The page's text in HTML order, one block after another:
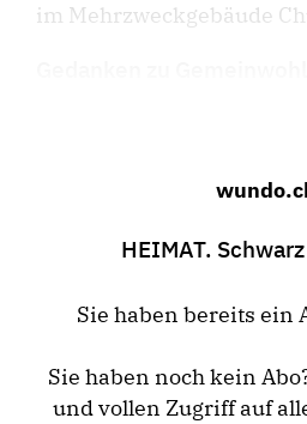
im Mehrzweckgebäude
HEIMAT.
Sie haben bereits ein
Sie haben noch kein
und vollen Zugriff auf